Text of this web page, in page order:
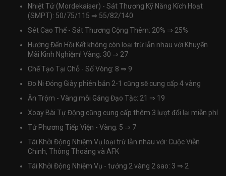
Nhiệt Tử (Mordekaiser) - Sát Thương Kỹ Năng Kích Hoạt
(SMPT): 50/75/115 ⇒ 55/82/140
Sét Cao Thế - Sát Thương Cộng Thêm: 20% ⇒ 25%
Hướng Đến Hồi Kết không còn loại trừ lẫn nhau với Khuyến
Mãi Kinh Nghiệm! Vàng: 30 ⇒ 27
Chế Tạo Tại Chỗ - Số Vòng: 8 ⇒ 9
Đo Ni Đóng Giày phiên bản 2-1 cũng sẽ cung cấp 4 vàng
Ăn Trộm - Vàng mỗi Găng Đạo Tặc: 21 ⇒ 19
Xoay Bài Tự Động cũng cung cấp thêm 3 lượt đổi lại miễn phí
Tứ Phương Tiếp Viện - Vàng: 5 ⇒ 7
Tái Khởi Động Nhiệm Vụ loại trừ lẫn nhau với: Cuộc Viễn
Chinh, Thông Thoáng và AFK
Tái Khởi Động Nhiệm Vụ - tướng 2 vàng 2 sao: 3 ⇒ 2